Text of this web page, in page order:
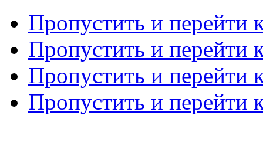
Пропустить и перейти
Пропустить и перейти
Пропустить и перейти
Пропустить и перейти